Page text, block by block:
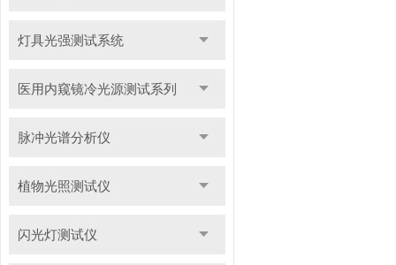
灯具光强测试系统
医用内窥镜冷光源测试系列
脉冲光谱分析仪
植物光照测试仪
闪光灯测试仪